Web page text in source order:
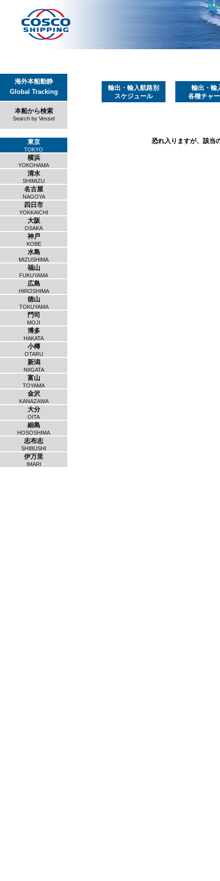
海外本船動静
Global Tracking
本船から検索
Search by Vessel
東京
TOKYO
横浜
YOKOHAMA
清水
SHIMIZU
名古屋
NAGOYA
四日市
YOKKAICHI
大阪
OSAKA
神戸
KOBE
水島
MIZUSHIMA
福山
FUKUYAMA
広島
HIROSHIMA
徳山
TOKUYAMA
門司
MOJI
博多
HAKATA
小樽
OTARU
新潟
NIIGATA
富山
TOYAMA
金沢
KANAZAWA
大分
OITA
細島
HOSOSHIMA
志布志
SHIBUSHI
伊万里
IMARI
輸出・輸入航路別
スケジュール
輸出・輸
各種チャ
恐れ入りますが、該当